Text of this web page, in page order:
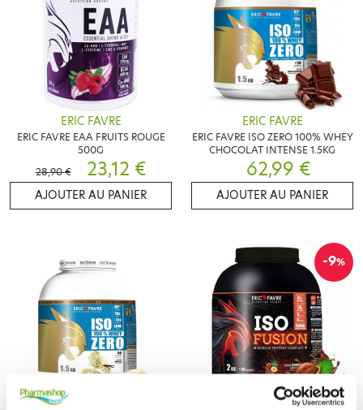
ERIC FAVRE
ERIC FAVRE EAA FRUITS ROUGE
500G
28,90 €
23,12 €
AJOUTER AU PANIER
ERIC FAVRE
ERIC FAVRE ISO ZERO 100% WHEY
CHOCOLAT INTENSE 1.5KG
62,99 €
AJOUTER AU PANIER
-9%